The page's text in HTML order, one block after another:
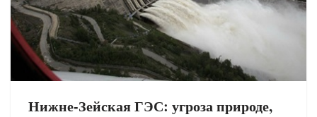
Нижне-Зейская ГЭС: угроза природе,